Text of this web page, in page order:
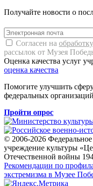
Получайте новости о
Согласен на
рассылок от Музея
Оценка качества услуг
оценка качества
Помогите улучшить
федеральных
Пройти опрос
© 2006-2026
учреждение культуры
Отечественной войны
Рекомендации по
экстремизма в Музее